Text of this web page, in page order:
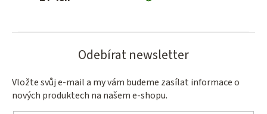
Odebírat newsletter
Vložte svůj e-mail a my vám budeme zasílat informace o
nových produktech na našem e-shopu.